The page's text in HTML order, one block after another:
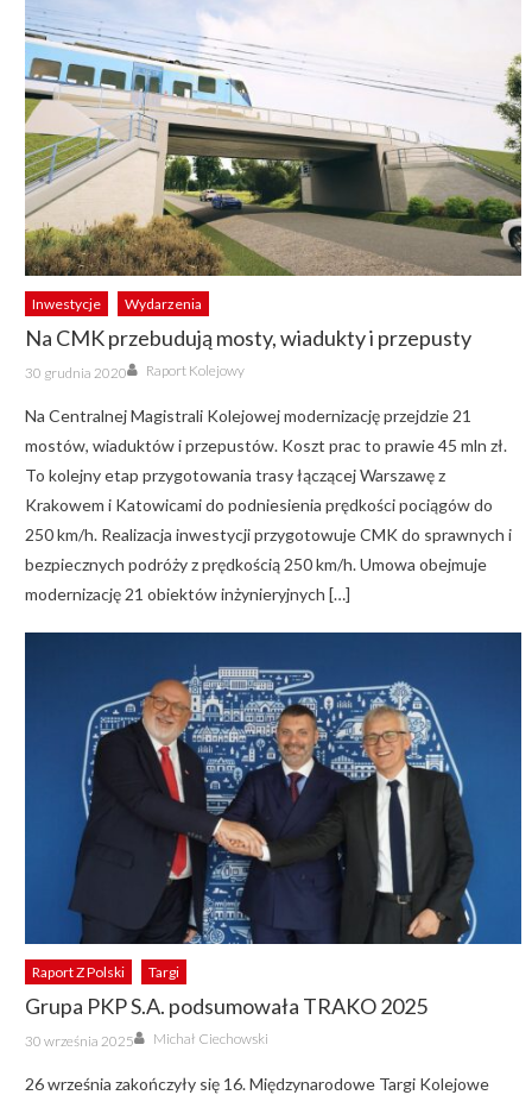
Inwestycje Wydarzenia
Na CMK przebudują mosty, wiadukty i przepusty
Posted
on
30 grudnia 2020 Author
Raport Kolejowy
Na Centralnej Magistrali Kolejowej modernizację przejdzie 21
mostów, wiaduktów i przepustów. Koszt prac to prawie 45 mln zł.
To kolejny etap przygotowania trasy łączącej Warszawę z
Krakowem i Katowicami do podniesienia prędkości pociągów do
250 km/h. Realizacja inwestycji przygotowuje CMK do sprawnych i
bezpiecznych podróży z prędkością 250 km/h. Umowa obejmuje
modernizację 21 obiektów inżynieryjnych […]
Raport Z Polski Targi
Grupa PKP S.A. podsumowała TRAKO 2025
Posted
on
30 września 2025 Author
Michał Ciechowski
26 września zakończyły się 16. Międzynarodowe Targi Kolejowe